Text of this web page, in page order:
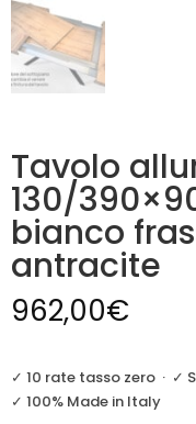
Tavolo
130/
bianco
antracite
962,00€
✓ 10 rate tasso zero · ✓
✓ 100% Made in Italy